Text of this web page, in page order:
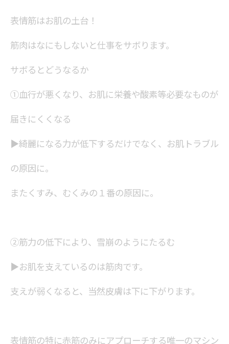
表情筋はお肌の土台！
筋肉はなにもしないと仕事をサボります。
サボるとどうなるか
①血行が悪くなり、お肌に栄養や酸素等必要なものが
届きにくくなる
▶︎綺麗になる力が低下するだけでなく、お肌トラブル
の原因に。
またくすみ、むくみの１番の原因に。
②筋力の低下により、雪崩のようにたるむ
▶︎お肌を支えているのは筋肉です。
支えが弱くなると、当然皮膚は下に下がります。
表情筋の特に赤筋のみにアプローチする唯一のマシン